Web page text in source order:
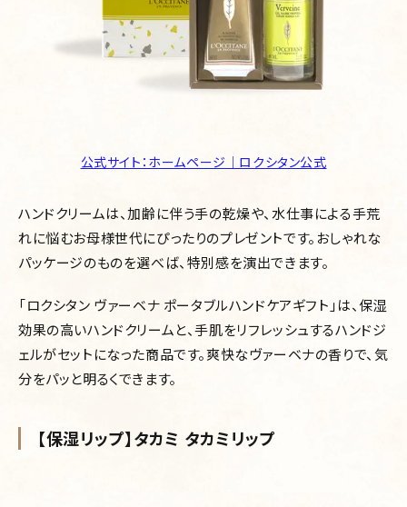
公式サイト：ホームページ｜ロクシタン公式
ハンドクリームは、加齢に伴う手の乾燥や、水仕事による手荒
れに悩むお母様世代にぴったりのプレゼントです。おしゃれな
パッケージのものを選べば、特別感を演出できます。
「ロクシタン ヴァーベナ ポータブルハンドケアギフト」は、保湿
効果の高いハンドクリームと、手肌をリフレッシュするハンドジ
ェルがセットになった商品です。爽快なヴァーベナの香りで、気
分をパッと明るくできます。
【保湿リップ】タカミ タカミリップ